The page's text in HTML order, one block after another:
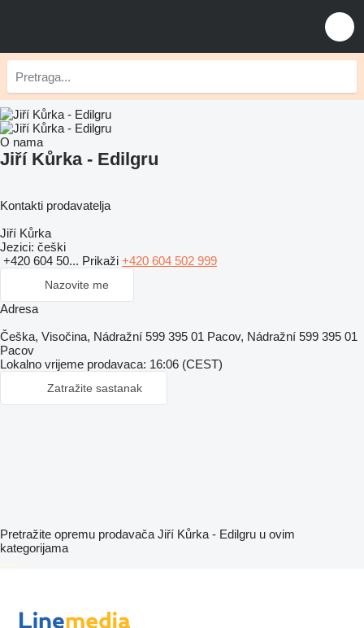
O nama
Jiří Kůrka - Edilgru
Kontakti prodavatelja
Jiří Kůrka
Jezici: češki
+420 604 50... Prikaži +420 604 502 999
Nazovite me
Adresa
Češka, Visočina, Nádražní 599 395 01 Pacov, Nádražní 599 395 01
Pacov
Lokalno vrijeme prodavaca: 16:06 (CEST)
Zatražite sastanak
Pretražite opremu prodavača Jiří Kůrka - Edilgru u ovim
kategorijama
disallow-in-dsa